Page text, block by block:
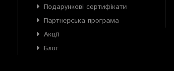
Подарункові сертифікати
Партнерська програма
Акції
Блог